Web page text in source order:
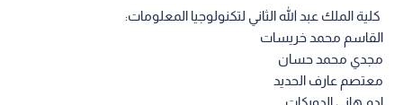
كلية الملك عبد الله الثاني لتكنولوجيا المعلومات:
القاسم محمد خريسات
مجدي محمد حسان
معتصم عارف الحديد
ادم هاني الدويكات